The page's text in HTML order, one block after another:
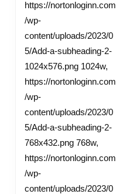
https://nortonloginn.com
/wp-
content/uploads/2023/0
5/Add-a-subheading-2-
1024x576.png 1024w,
https://nortonloginn.com
/wp-
content/uploads/2023/0
5/Add-a-subheading-2-
768x432.png 768w,
https://nortonloginn.com
/wp-
content/uploads/2023/0